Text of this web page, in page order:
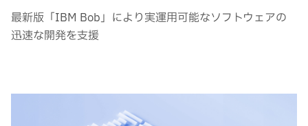
最新版「IBM Bob」により実運用可能なソフトウェアの
迅速な開発を支援